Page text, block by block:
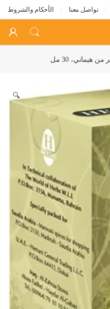
تواصل معنا الأحكام والشروط
هيماني، 30 مل
🔍